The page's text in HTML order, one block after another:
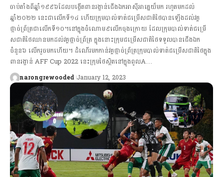
ចាប់តាំងពីឆ្នាំ១៩៩៦ដែលបង្កើតពានរង្វាន់ជើងឯកអាស៊ីអាគ្នេយ៏មក រហូតមកដល់
ឆ្នាំ២០២២ នេះជាលើកទី១៤ ហើយក្រុមបាល់ទាត់ជម្រើសជាតិថៃបានឡើងដល់វគ្គ
ផ្តាច់ព្រ័ត្រជាលើកទី១០។នៅក្នុងចំណោម៩លើកចុងក្រោយ ដែលក្រុមបាល់ទាត់ជម្រើ
សជាតិថៃឈានមកដល់វគ្គផ្ដាច់ព្រ័ត្រ ក្នុងនោះក្រុមជម្រើសជាតិថៃទទួលបានជើងឯក
ចំនួន៦ លើករួចមកហើយ។ ដំណើរមកកាន់វគ្គផ្ដាច់ព្រ័ត្រក្រុមបាល់ទាត់ជម្រើសជាតិថៃក្នុង
ពានរង្វាន់ AFF Cup 2022 នេះក្រុមថៃស្ថិតនៅក្នុងពូលA…
narongrewooded January 12, 2023